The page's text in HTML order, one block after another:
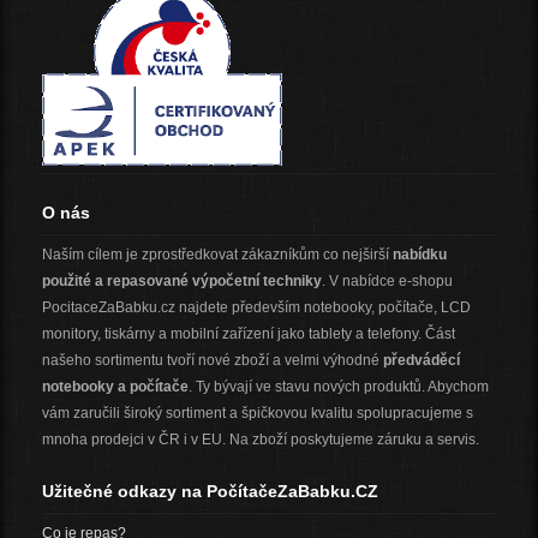
O nás
Naším cílem je zprostředkovat zákazníkům co nejširší nabídku
použité a repasované výpočetní techniky. V nabídce e-shopu
PocitaceZaBabku.cz najdete především notebooky, počítače, LCD
monitory, tiskárny a mobilní zařízení jako tablety a telefony. Část
našeho sortimentu tvoří nové zboží a velmi výhodné předváděcí
notebooky a počítače. Ty bývají ve stavu nových produktů. Abychom
vám zaručili široký sortiment a špičkovou kvalitu spolupracujeme s
mnoha prodejci v ČR i v EU. Na zboží poskytujeme záruku a servis.
Užitečné odkazy na PočítačeZaBabku.CZ
Co je repas?